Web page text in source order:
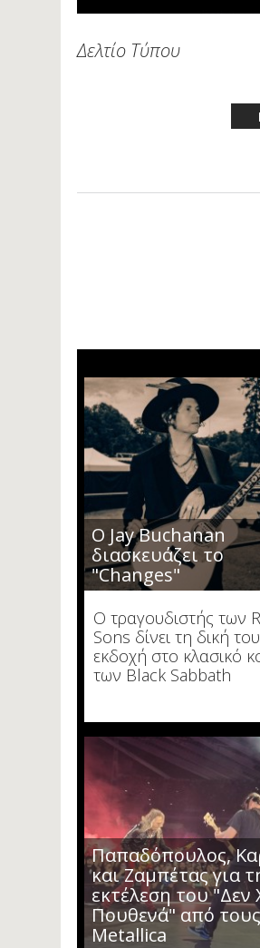
Δελτίο Τύπου
O Jay Buchanan
διασκευάζει το
"Changes"
O τραγουδιστής των
Sons δίνει τη δική του
εκδοχή στο κλασικό
των Black Sabbath
Παπαδόπουλος,
και Ζαμπέτας για
εκτέλεση του "Δεν
Πουθενά" από τους
Metallica